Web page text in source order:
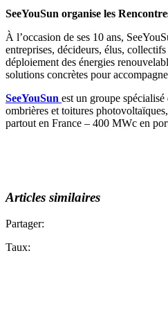
SeeYouSun organise les
À l’occasion de ses 10 ans,
entreprises, décideurs, élus,
déploiement des énergies
solutions concrètes pour
SeeYouSun est un groupe
ombrières et toitures
partout en France – 400 MWc en
Articles similaires
Partager:
Taux: